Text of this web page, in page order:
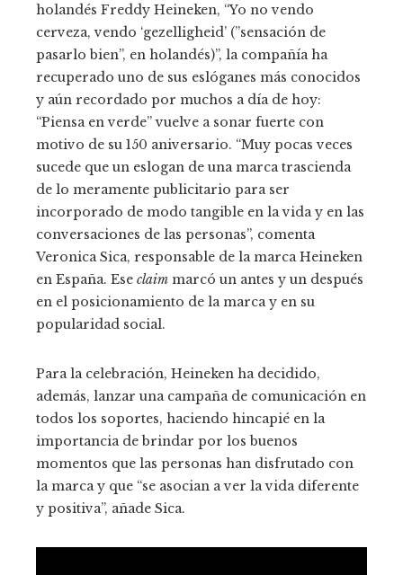
holandés Freddy Heineken, “Yo no vendo
cerveza, vendo ‘gezelligheid’ (”sensación de
pasarlo bien”, en holandés)”, la compañía ha
recuperado uno de sus eslóganes más conocidos
y aún recordado por muchos a día de hoy:
“Piensa en verde” vuelve a sonar fuerte con
motivo de su 150 aniversario. “Muy pocas veces
sucede que un eslogan de una marca trascienda
de lo meramente publicitario para ser
incorporado de modo tangible en la vida y en las
conversaciones de las personas”, comenta
Veronica Sica, responsable de la marca Heineken
en España. Ese claim marcó un antes y un después
en el posicionamiento de la marca y en su
popularidad social.
Para la celebración, Heineken ha decidido,
además, lanzar una campaña de comunicación en
todos los soportes, haciendo hincapié en la
importancia de brindar por los buenos
momentos que las personas han disfrutado con
la marca y que “se asocian a ver la vida diferente
y positiva”, añade Sica.